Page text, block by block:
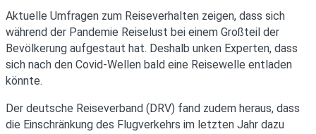
Aktuelle Umfragen zum Reiseverhalten zeigen, dass sich
während der Pandemie Reiselust bei einem Großteil der
Bevölkerung aufgestaut hat. Deshalb unken Experten, dass
sich nach den Covid-Wellen bald eine Reisewelle entladen
könnte.
Der deutsche Reiseverband (DRV) fand zudem heraus, dass
die Einschränkung des Flugverkehrs im letzten Jahr dazu